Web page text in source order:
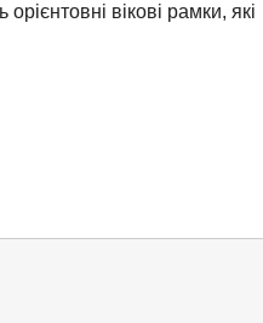
вікові рамки, які